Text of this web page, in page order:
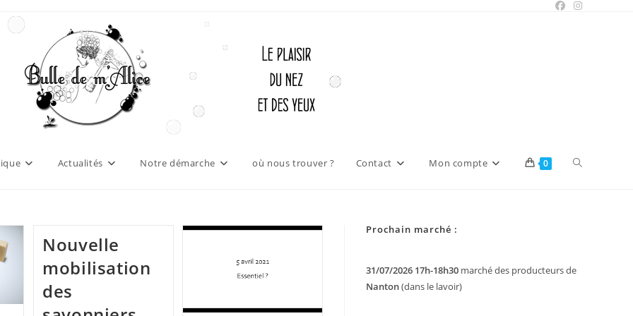
Actualités Notre démarche où nous trouver ? Contact Mon compte 0 Toggle
search
Nouvelle
mobilisation
des
Prochain marché :
31/07/2026 17h-18h30 marché des producteurs de
Nanton(dans le lavoir)